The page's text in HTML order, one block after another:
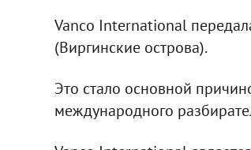
Vanco International
(Виргинские острова).
Это стало основной
международного